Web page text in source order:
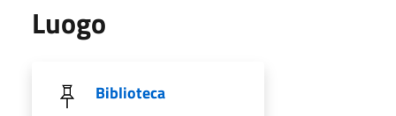
Luogo
Biblioteca